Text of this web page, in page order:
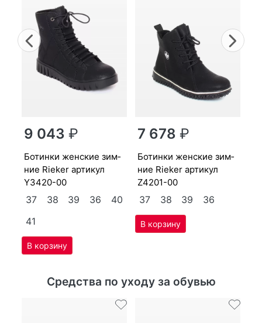
Previous
9 043₽
бо­тин­ки женс­кие зим­
ние Ri­eker артикул
Y3420-00
37 38 39 36
40
41
7 678₽
бо­тин­ки женс­кие зим­
ние Ri­eker артикул
Z4201-00
37 38 39 36
Средства по уходу за обувью